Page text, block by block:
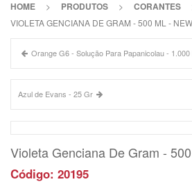
HOME > PRODUTOS > CORANTES
VIOLETA GENCIANA DE GRAM - 500 ML -
Orange G6 - Solução Para Papanicolau -
Azul de Evans - 25 Gr
Violeta Genciana De Gram -
Código: 20195